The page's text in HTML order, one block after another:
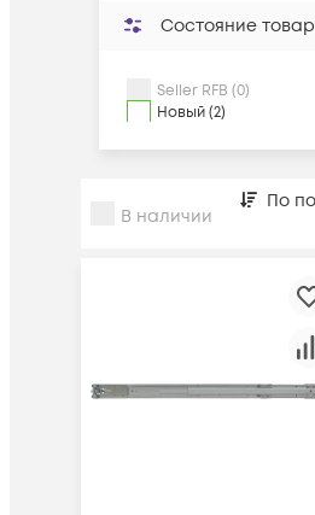
Состояние
Seller RFB (0)
Новый (2)
В наличии
По